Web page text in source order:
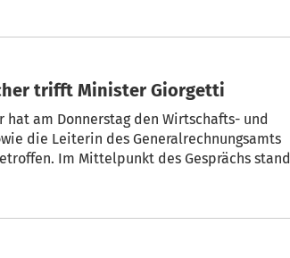
trifft Minister Giorgetti
am Donnerstag den Wirtschafts- und
die Leiterin des Generalrechnungsamts
Im Mittelpunkt des Gesprächs stand